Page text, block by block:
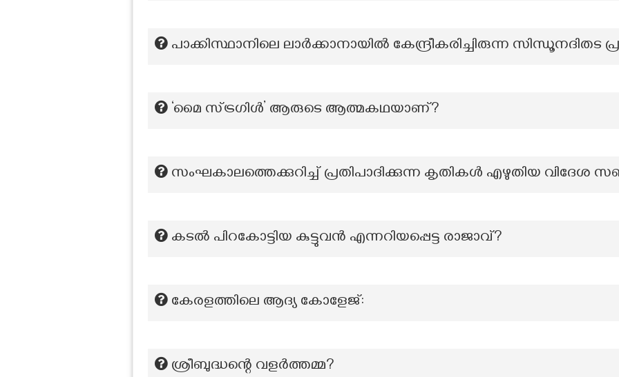
പാക്കിസ്ഥാനിലെ ലാർക്കാനായിൽ കേന്ദ്രീകരിച്ചിരുന്ന സിന്ധൂനദിതട
‘മൈ സ്ട്രഗിൾ’ ആരുടെ ആത്മകഥയാണ്?
സംഘകാലത്തെക്കുറിച്ച് പ്രതിപാദിക്കുന്ന കൃതികൾ എഴുതിയ വിദേശ
കടൽ പിറകോട്ടിയ കുട്ടുവൻ എന്നറിയപ്പെട്ട രാജാവ്?
കേരളത്തിലെ ആദ്യ കോളേജ്:
ശ്രീബുദ്ധന്റെ വളർത്തമ്മ?